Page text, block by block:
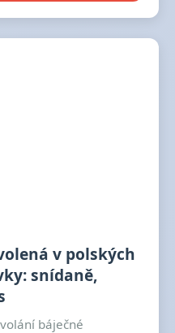
v polských
snídaně,
báječné